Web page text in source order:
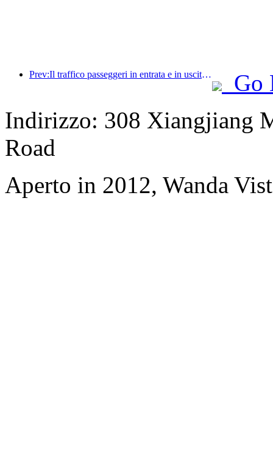
Prev:Il traffico passeggeri in entrata e in uscita dall'aeroporto di Shenzhen aumenta durante le vacanze estive e molte compagnie aeree straniere aumentano le loro rotte verso la Cina.
Go
Indirizzo: 308 Xiangjiang
Road
Aperto in 2012, Wanda